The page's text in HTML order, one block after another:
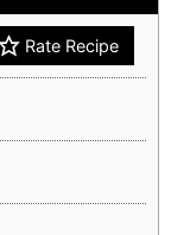
Rate Recipe